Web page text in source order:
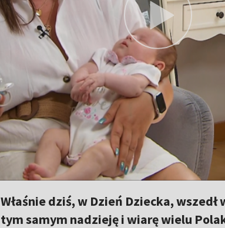
Właśnie dziś, w Dzień Dziecka,
tym samym nadzieję i wiarę wielu